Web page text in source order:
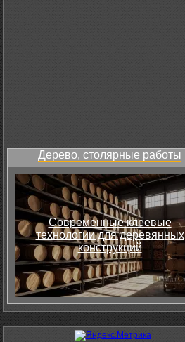
Дерево, столярные работы
Современные клеевые
технологии для деревянных
конструкций